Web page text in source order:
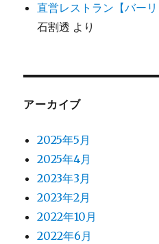
直営レストラン【バー
石割透 より
アーカイブ
2025年5月
2025年4月
2023年3月
2023年2月
2022年10月
2022年6月